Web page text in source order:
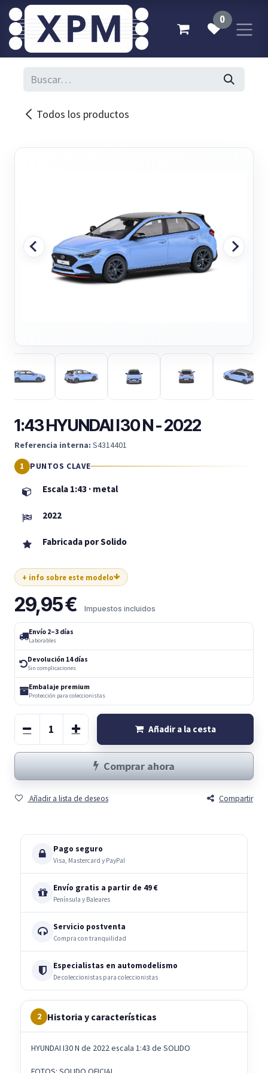
Ir al contenido
0
Todos los productos
1:43 HYUNDAI I30 N - 2022
Referencia interna: S4314401
PUNTOS CLAVE
Escala 1:43 · metal
2022
Fabricada por Solido
+ info sobre este modelo
29,95€ Impuestos incluidos
Envío 2–3 días
Laborables
Devolución 14 días
Sin complicaciones
Embalaje premium
Protección para coleccionistas
Añadir a la cesta
Comprar ahora
Añadir a lista de deseos Compartir
Pago seguro
Visa, Mastercard y PayPal
Envío gratis a partir de 49 €
Península y Baleares
Servicio postventa
Compra con tranquilidad
Especialistas en automodelismo
De coleccionistas para coleccionistas
2 Historia y características
HYUNDAI I30 N de 2022 escala 1:43 de SOLIDO